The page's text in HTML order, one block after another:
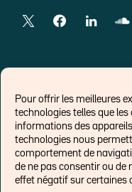
Pour offrir les meilleures
technologies telles que
informations des
technologies nous
comportement de
de ne pas consentir ou de
effet négatif sur certaines